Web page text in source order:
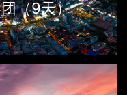
（9天）